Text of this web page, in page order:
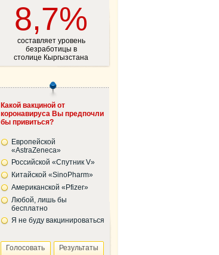
8,7%
составляет уровень
безработицы в
столице Кыргызстана
Какой вакциной от
коронавируса Вы предпочли
бы привиться?
Европейской
«AstraZeneca»
Российской «Спутник V»
Китайской «SinoPharm»
Американской «Pfizer»
Любой, лишь бы
бесплатно
Я не буду вакцинироваться